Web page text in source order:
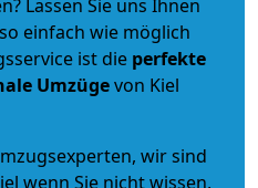
Lassen Sie uns Ihnen
einfach wie möglich
ist die perfekte
Umzügevon Kiel
wir sind
wenn Sie nicht wissen,